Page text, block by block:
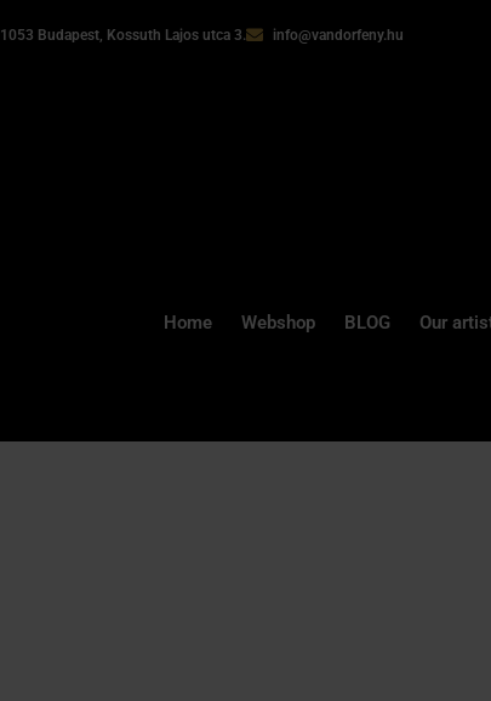
1053 Budapest, Kossuth Lajos utca 3. info@vandorfeny.hu
Home Webshop BLOG Our